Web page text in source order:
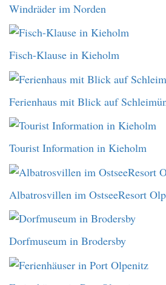
Windräder im Norden
Fisch-Klause in Kieholm
Ferienhaus mit Blick auf
Tourist Information in Kieholm
Albatrosvillen im OstseeResort
Dorfmuseum in Brodersby